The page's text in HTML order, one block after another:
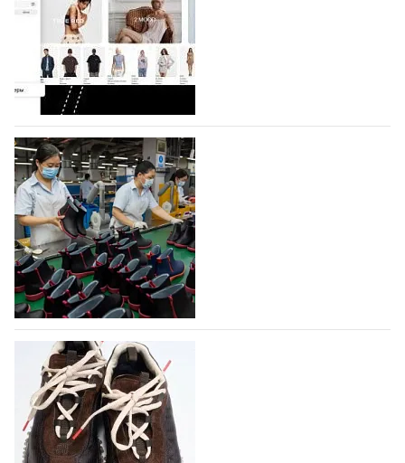
Компания BALLINA Guangzhou Lihuang Footwear
Co., Ltd., основанная в 2011 году и расположенная в
Гуанчжоу, столице моды Китая, является
профессиональной обувной компанией,
объединяющей разработку, производство и…
07.08.2026 591
На платформе Lamoda - новый раздел и
условия продвижения локальных
дизайнерских марок
Российский маркетплейс Lamoda решил обновить
раздел для продажи продукции локальных
дизайнерских марок одежды, обуви и аксессуаров.
Бренды также получат маркетинговую…
06.08.2026 774
Объем мирового производства обуви в
2025 году практически не увеличился
В 2025 году мировое производство обуви
практически не изменилось, зафиксировав